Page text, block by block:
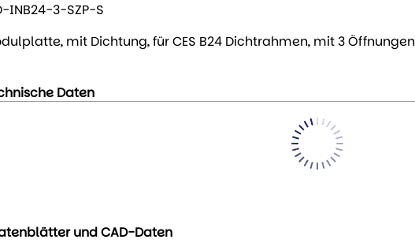
INB24-3-SZP-S
mit Dichtung, für CES B24 Dichtrahmen, mit 3
Daten
und CAD-Daten